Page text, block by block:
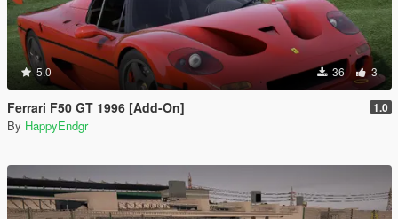
5.0 36 3
Ferrari F50 GT 1996 [Add-On] 1.0
By HappyEndgr